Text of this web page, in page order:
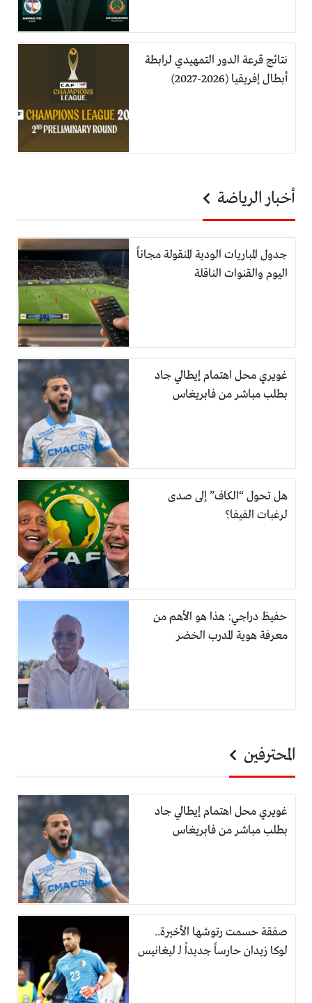
نتائج قرعة الدور التمهيدي لرابطة
أبطال إفريقيا (2026-2027)
أخبار الرياضة
جدول المباريات الودية المنقولة مجاناً
اليوم والقنوات الناقلة
غويري محل اهتمام إيطالي جاد
بطلب مباشر من فابريغاس
هل تحول “الكاف” إلى صدى
لرغبات الفيفا؟
حفيظ دراجي: هذا هو الأهم من
معرفة هوية المدرب الخضر
المحترفين
غويري محل اهتمام إيطالي جاد
بطلب مباشر من فابريغاس
صفقة حسمت رتوشها الأخيرة..
لوكا زيدان حارساً جديداً لـ ليغانيس